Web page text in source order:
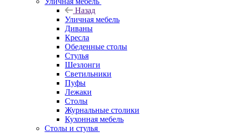
Назад
Уличная мебель
Диваны
Кресла
Обеденные столы
Стулья
Шезлонги
Светильники
Пуфы
Лежаки
Столы
Журнальные столики
Кухонная мебель
Столы и стулья